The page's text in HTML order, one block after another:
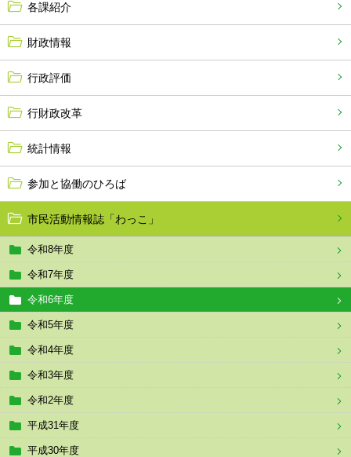
各課紹介
財政情報
行政評価
行財政改革
統計情報
参加と協働のひろば
市民活動情報誌「わっこ」
令和8年度
令和7年度
令和6年度
令和5年度
令和4年度
令和3年度
令和2年度
平成31年度
平成30年度